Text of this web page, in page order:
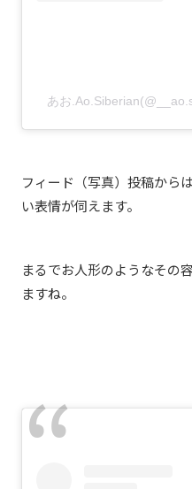
あお
フィード（写真）投稿から
い表情が伺えます。
まるでお人形のようなその
ますね。